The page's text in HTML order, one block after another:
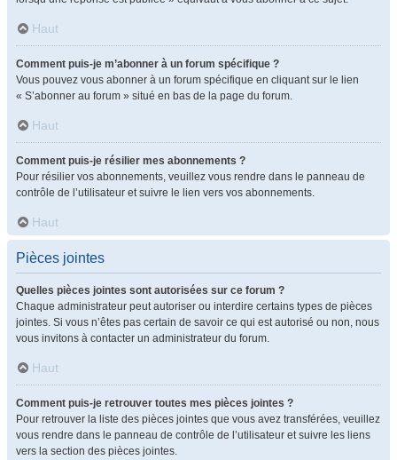
Haut
Comment puis-je m’abonner à un forum spécifique ?
Vous pouvez vous abonner à un forum spécifique en cliquant sur le lien
« S’abonner au forum » situé en bas de la page du forum.
Haut
Comment puis-je résilier mes abonnements ?
Pour résilier vos abonnements, veuillez vous rendre dans le panneau de
contrôle de l’utilisateur et suivre le lien vers vos abonnements.
Haut
Pièces jointes
Quelles pièces jointes sont autorisées sur ce forum ?
Chaque administrateur peut autoriser ou interdire certains types de pièces
jointes. Si vous n’êtes pas certain de savoir ce qui est autorisé ou non, nous
vous invitons à contacter un administrateur du forum.
Haut
Comment puis-je retrouver toutes mes pièces jointes ?
Pour retrouver la liste des pièces jointes que vous avez transférées, veuillez
vous rendre dans le panneau de contrôle de l’utilisateur et suivre les liens
vers la section des pièces jointes.